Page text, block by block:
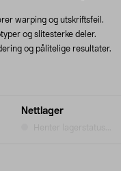
Nettlager
warping og utskriftsfeil.
og slitesterke deler.
og pålitelige resultater.